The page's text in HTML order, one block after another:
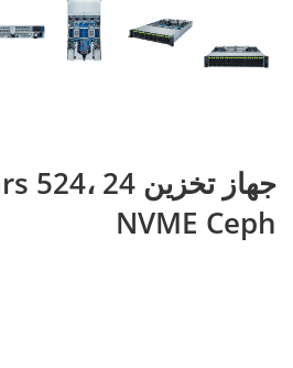
NVME Ceph